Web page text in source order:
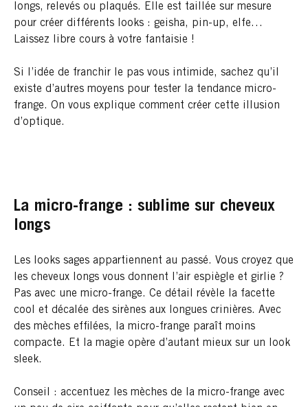
longs, relevés ou plaqués. Elle est taillée sur mesure
pour créer différents looks : geisha, pin-up, elfe…
Laissez libre cours à votre fantaisie !
Si l’idée de franchir le pas vous intimide, sachez qu’il
existe d’autres moyens pour tester la tendance micro-
frange. On vous explique comment créer cette illusion
d’optique.
La micro-frange : sublime sur cheveux
longs
Les looks sages appartiennent au passé. Vous croyez que
les cheveux longs vous donnent l’air espiègle et girlie ?
Pas avec une micro-frange. Ce détail révèle la facette
cool et décalée des sirènes aux longues crinières. Avec
des mèches effilées, la micro-frange paraît moins
compacte. Et la magie opère d’autant mieux sur un look
sleek.
Conseil : accentuez les mèches de la micro-frange avec